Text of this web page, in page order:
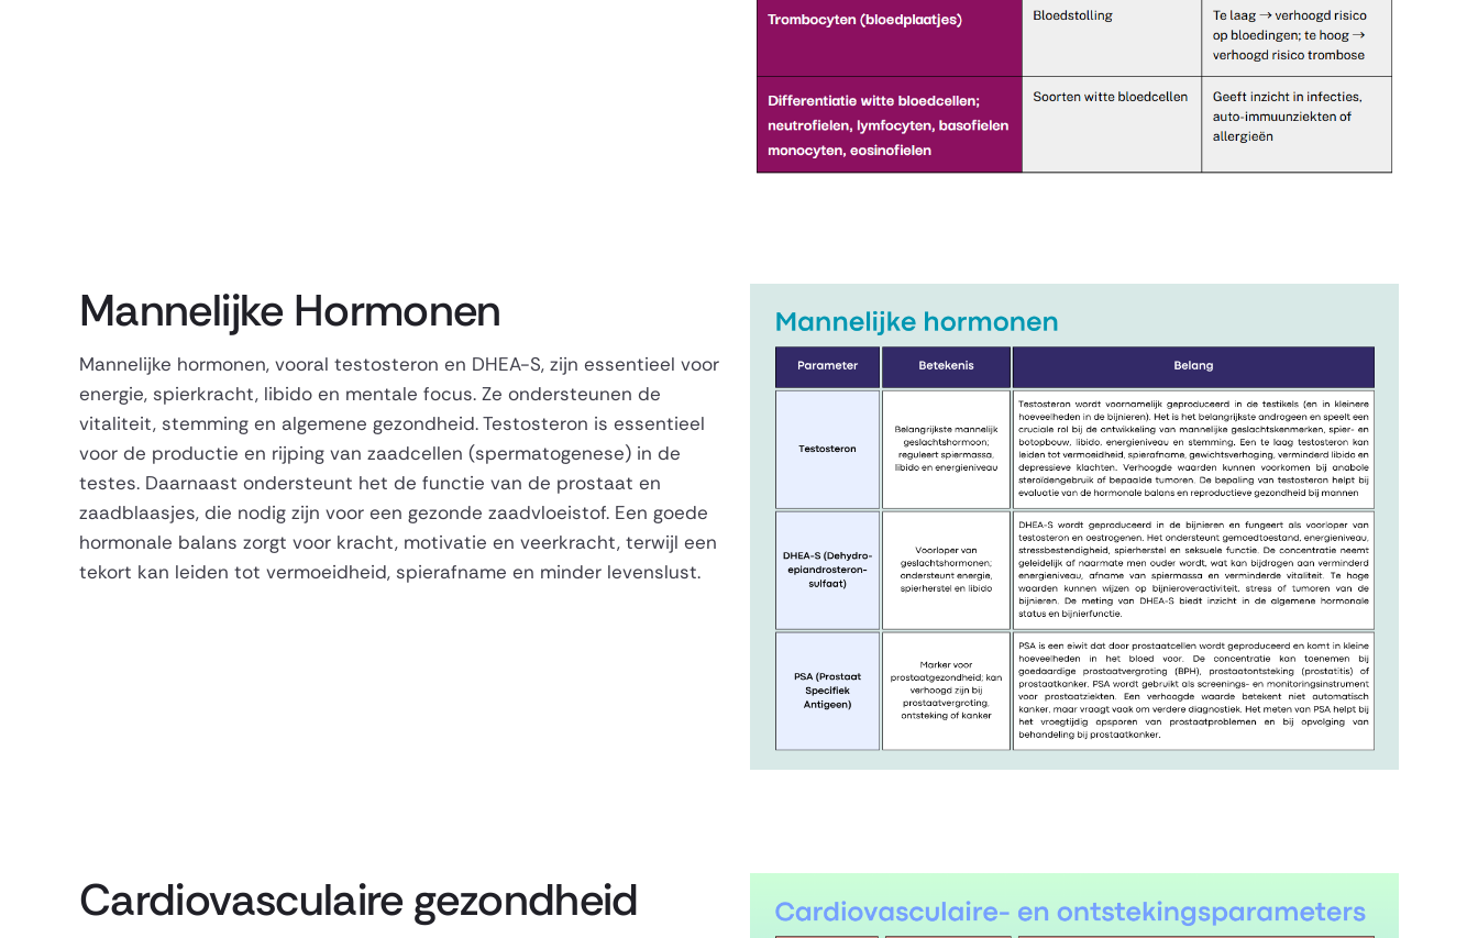
Mannelijke Hormonen
Mannelijke hormonen, vooral testosteron en DHEA-S, zijn essentieel voor
energie, spierkracht, libido en mentale focus. Ze ondersteunen de
vitaliteit, stemming en algemene gezondheid. Testosteron is essentieel
voor de productie en rijping van zaadcellen (spermatogenese) in de
testes. Daarnaast ondersteunt het de functie van de prostaat en
zaadblaasjes, die nodig zijn voor een gezonde zaadvloeistof. Een goede
hormonale balans zorgt voor kracht, motivatie en veerkracht, terwijl een
tekort kan leiden tot vermoeidheid, spierafname en minder levenslust.
Cardiovasculaire gezondheid